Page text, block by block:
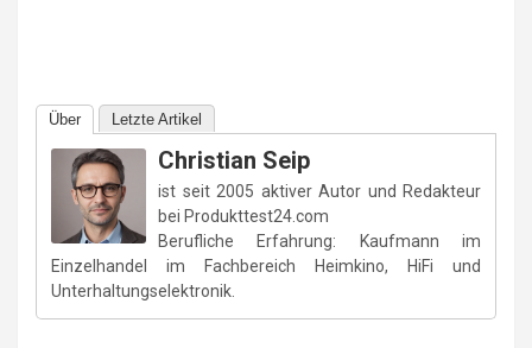
Über Letzte Artikel
Christian Seip
ist seit 2005 aktiver Autor und Redakteur
bei Produkttest24.com
Berufliche Erfahrung: Kaufmann im
Einzelhandel im Fachbereich Heimkino, HiFi und
Unterhaltungselektronik.